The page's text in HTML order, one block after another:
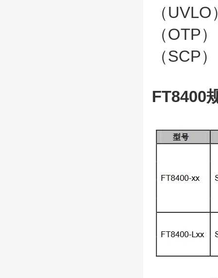
（
（OTP
（SCP
FT8400